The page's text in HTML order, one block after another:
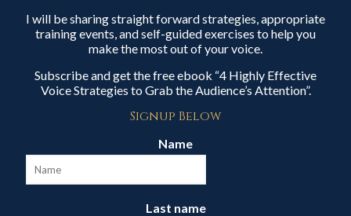
I will be sharing straight forward strategies, appropriate
training events, and self-guided exercises to help you
make the most out of your voice.
Subscribe and get the free ebook “4 Highly Effective
Voice Strategies to Grab the Audience’s Attention”.
Signup Below
Name
Last name